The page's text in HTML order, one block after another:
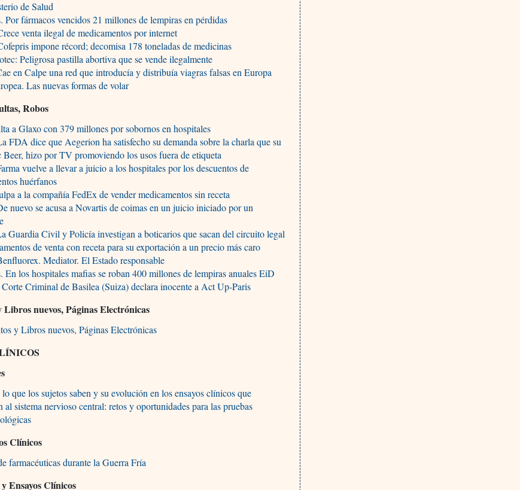
de Salud
Por fármacos vencidos 21 millones de lempiras en pérdidas
venta ilegal de medicamentos por internet
impone récord; decomisa 178 toneladas de medicinas
Peligrosa pastilla abortiva que se vende ilegalmente
en Calpe una red que introducía y distribuía viagras falsas en Europa
Las nuevas formas de volar
Robos
a Glaxo con 379 millones por sobornos en hospitales
FDA dice que Aegerion ha satisfecho su demanda sobre la charla que su
Beer, hizo por TV promoviendo los usos fuera de etiqueta
vuelve a llevar a juicio a los hospitales por los descuentos de
huérfanos
a la compañía FedEx de vender medicamentos sin receta
nuevo se acusa a Novartis de coimas en un juicio iniciado por un
Guardia Civil y Policía investigan a boticarios que sacan del circuito legal
de venta con receta para su exportación a un precio más caro
Mediator. El Estado responsable
En los hospitales mafias se roban 400 millones de lempiras anuales EiD
Criminal de Basilea (Suiza) declara inocente a Act Up-Paris
Libros nuevos, Páginas Electrónicas
y Libros nuevos, Páginas Electrónicas
que los sujetos saben y su evolución en los ensayos clínicos que
al sistema nervioso central: retos y oportunidades para las pruebas
Clínicos
farmacéuticas durante la Guerra Fría
Ensayos Clínicos